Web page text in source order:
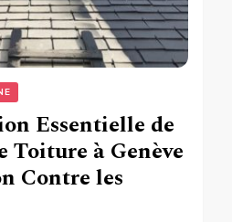
Essentielle de
Toiture à Genève
Contre les